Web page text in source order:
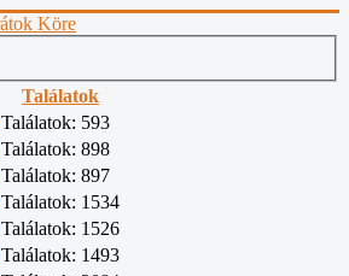
Találatok
Találatok: 593
Találatok: 898
Találatok: 897
Találatok: 1534
Találatok: 1526
Találatok: 1493